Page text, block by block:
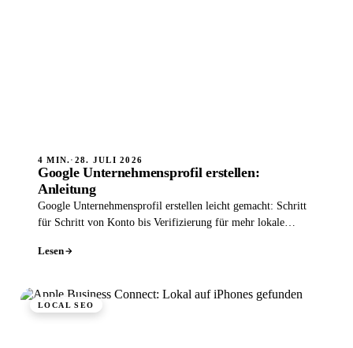
4 MIN.· 28. JULI 2026
Google Unternehmensprofil erstellen:
Anleitung
Google Unternehmensprofil erstellen leicht gemacht: Schritt
für Schritt von Konto bis Verifizierung für mehr lokale
Lesen
LOCAL SEO